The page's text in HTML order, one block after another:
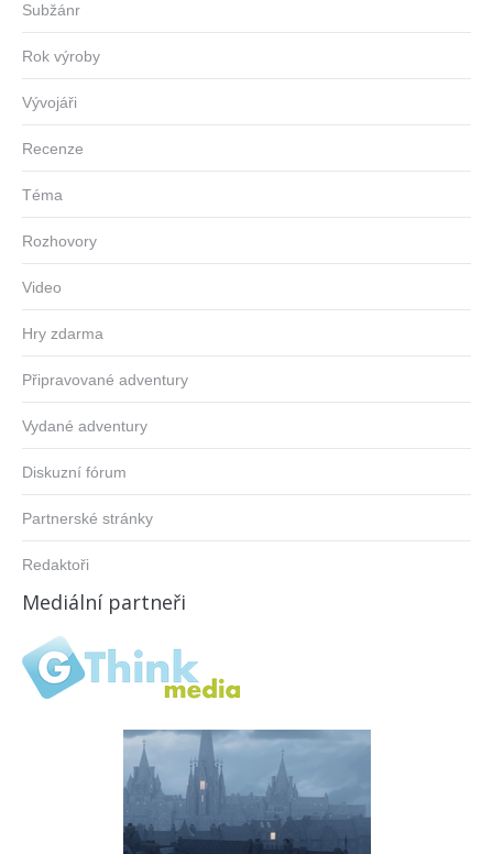
Subžánr
Rok výroby
Vývojáři
Recenze
Téma
Rozhovory
Video
Hry zdarma
Připravované adventury
Vydané adventury
Diskuzní fórum
Partnerské stránky
Redaktoři
Mediální partneři